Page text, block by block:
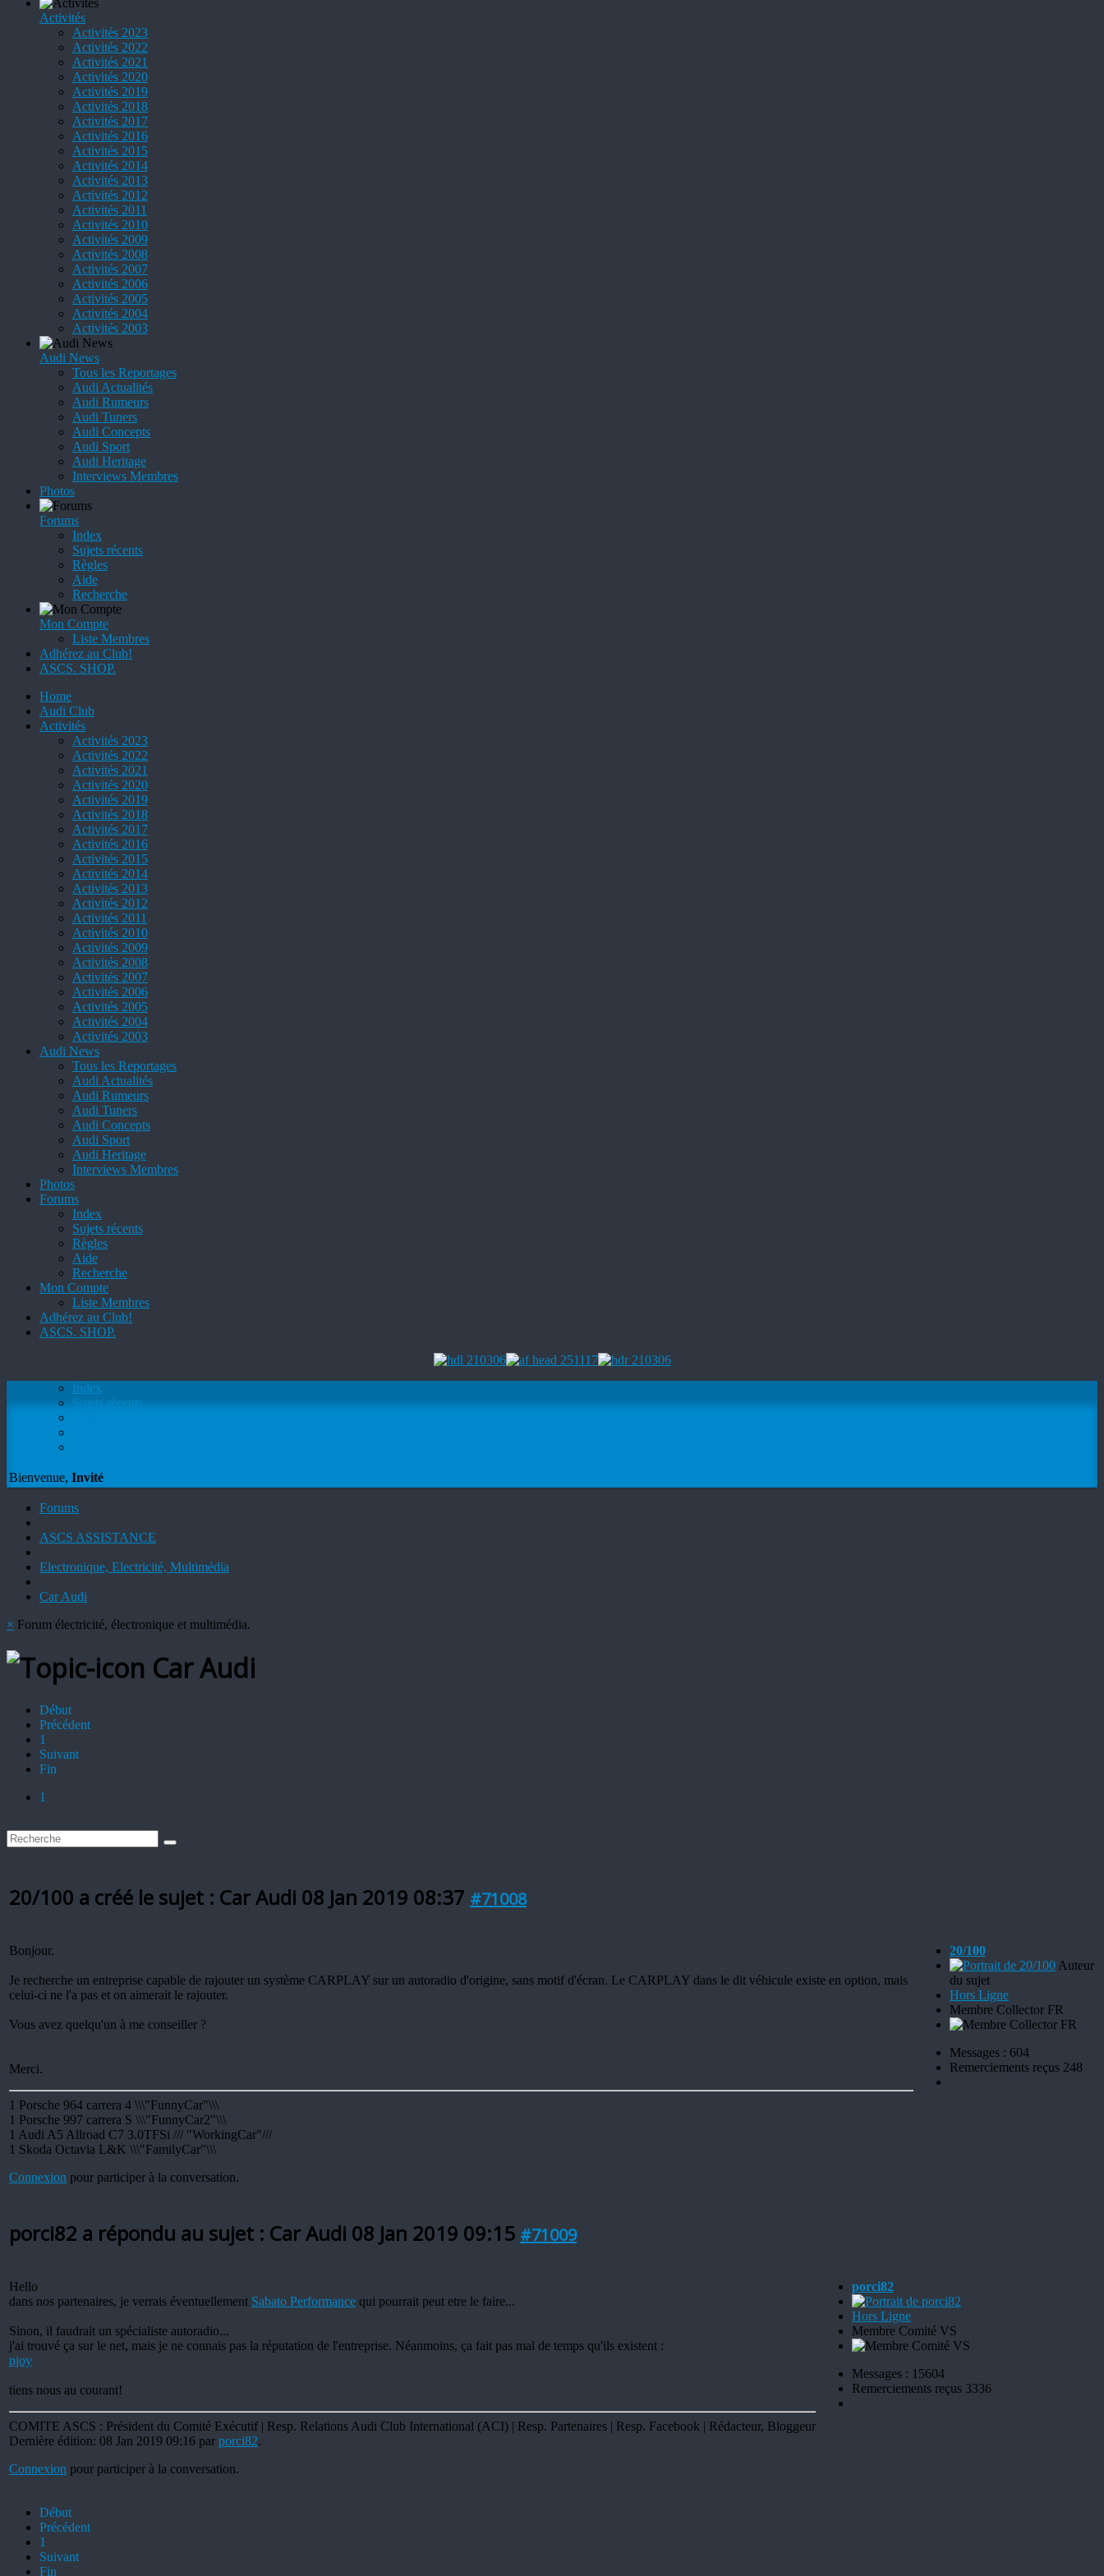
Activités
Activités 2023
Activités 2022
Activités 2021
Activités 2020
Activités 2019
Activités 2018
Activités 2017
Activités 2016
Activités 2015
Activités 2014
Activités 2013
Activités 2012
Activités 2011
Activités 2010
Activités 2009
Activités 2008
Activités 2007
Activités 2006
Activités 2005
Activités 2004
Activités 2003
Audi News
Tous les Reportages
Audi Actualités
Audi Rumeurs
Audi Tuners
Audi Concepts
Audi Sport
Audi Heritage
Interviews Membres
Photos
Forums
Index
Sujets récents
Règles
Aide
Recherche
Mon Compte
Liste Membres
Adhérez au Club!
ASCS. SHOP.
Home
Audi Club
Activités
Activités 2023
Activités 2022
Activités 2021
Activités 2020
Activités 2019
Activités 2018
Activités 2017
Activités 2016
Activités 2015
Activités 2014
Activités 2013
Activités 2012
Activités 2011
Activités 2010
Activités 2009
Activités 2008
Activités 2007
Activités 2006
Activités 2005
Activités 2004
Activités 2003
Audi News
Tous les Reportages
Audi Actualités
Audi Rumeurs
Audi Tuners
Audi Concepts
Audi Sport
Audi Heritage
Interviews Membres
Photos
Forums
Index
Sujets récents
Règles
Aide
Recherche
Mon Compte
Liste Membres
Adhérez au Club!
ASCS. SHOP.
Index
Sujets récents
Bienvenue, Invité
Forums
ASCS ASSISTANCE
Electronique, Electricité, Multimédia
Car Audi
× Forum électricité, électronique et multimédia.
Car Audi
Début
Précédent
1
Suivant
Fin
1
20/100 a créé le sujet : Car Audi 08 Jan 2019 08:37 #71008
Bonjour.
Je recherche un entreprise capable de rajouter un système CARPLAY sur un autoradio d'origine, sans motif d'écran. Le CARPLAY dans le dit véhicule existe en option, mais
celui-ci ne l'a pas et on aimerait le rajouter.
Vous avez quelqu'un à me conseiller ?
Merci.
1 Porsche 964 carrera 4 \\\"FunnyCar"\\\
1 Porsche 997 carrera S \\\"FunnyCar2"\\\
1 Audi A5 Allroad C7 3.0TFSi /// "WorkingCar"///
1 Skoda Octavia L&K \\\"FamilyCar"\\\
Connexion pour participer à la conversation.
20/100
Auteur
du sujet
Hors Ligne
Membre Collector FR
Messages : 604
Remerciements reçus 248
porci82 a répondu au sujet : Car Audi 08 Jan 2019 09:15 #71009
Hello
dans nos partenaires, je verrais éventuellement Sabato Performance qui pourrait peut etre le faire...
Sinon, il faudrait un spécialiste autoradio...
j'ai trouvé ça sur le net, mais je ne connais pas la réputation de l'entreprise. Néanmoins, ça fait pas mal de temps qu'ils existent :
njoy
tiens nous au courant!
COMITE ASCS : Président du Comité Exécutif | Resp. Relations Audi Club International (ACI) | Resp. Partenaires | Resp. Facebook | Rédacteur, Bloggeur
Dernière édition: 08 Jan 2019 09:16 par porci82.
Connexion pour participer à la conversation.
porci82
Hors Ligne
Membre Comité VS
Messages : 15604
Remerciements reçus 3336
Début
Précédent
1
Suivant
Fin